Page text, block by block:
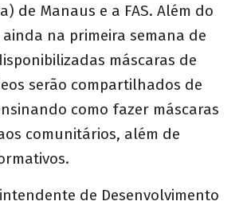
de Manaus e a FAS. Além do
na primeira semana de
máscaras de
serão compartilhados de
como fazer máscaras
comunitários, além de
de Desenvolvimento